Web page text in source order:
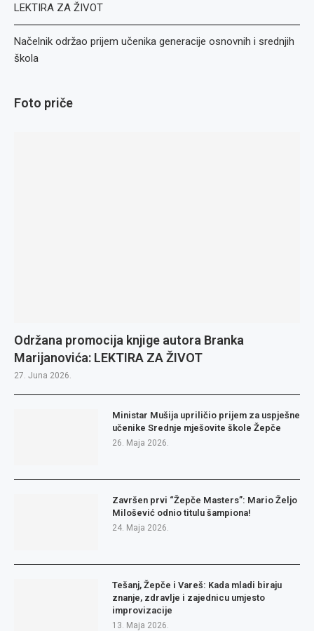
LEKTIRA ZA ŽIVOT
Načelnik održao prijem učenika generacije osnovnih i srednjih
škola
Foto priče
Održana promocija knjige autora Branka
Marijanovića: LEKTIRA ZA ŽIVOT
27. Juna 2026.
Ministar Mušija upriličio prijem za uspješne
učenike Srednje mješovite škole Žepče
26. Maja 2026.
Završen prvi “Žepče Masters”: Mario Željo
Milošević odnio titulu šampiona!
24. Maja 2026.
Tešanj, Žepče i Vareš: Kada mladi biraju
znanje, zdravlje i zajednicu umjesto
improvizacije
13. Maja 2026.